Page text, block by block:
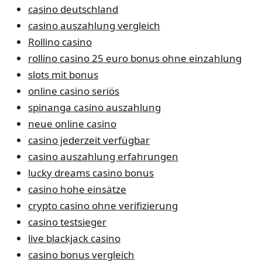
casino deutschland
casino auszahlung vergleich
Rollino casino
rollino casino 25 euro bonus ohne einzahlung
slots mit bonus
online casino seriös
spinanga casino auszahlung
neue online casino
casino jederzeit verfügbar
casino auszahlung erfahrungen
lucky dreams casino bonus
casino hohe einsätze
crypto casino ohne verifizierung
casino testsieger
live blackjack casino
casino bonus vergleich